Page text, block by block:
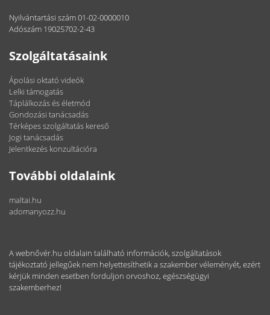
Nyilvántartási szám 01-02-0000010
Adószám 19025702-2-43
Szolgáltatásaink
Ápolási oktató videók
Lelki támogatás
Táplálkozás és életmód
Gondozási tanácsadás
Térképes szolgáltatás kereső
Jogi tanácsadás
Jelentkezés konzultációra
További oldalaink
maltai.hu
adomanyozz.hu
A webnővér.hu oldalain található információk, szolgáltatások
tájékoztató jellegűek nem helyettesíthetik a szakember véleményét, ezért
kérjük minden esetben forduljon orvoshoz, egészségügyi
szakemberhez!